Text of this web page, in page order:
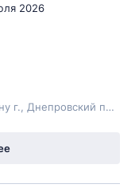
2026
Ростовская область, Ростов-на-Дону г., Днепровский пер., 116, к Б